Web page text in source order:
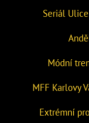
Seriál Ulice
Módní
MFF Karlovy
Extrémní